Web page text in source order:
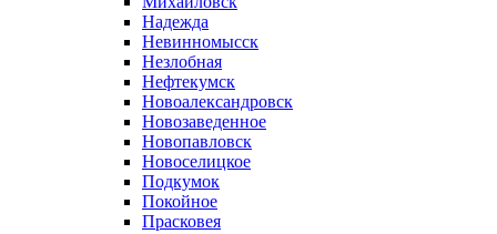
Надежда
Невинномысск
Незлобная
Нефтекумск
Новоалександровск
Новозаведенное
Новопавловск
Новоселицкое
Подкумок
Покойное
Прасковея